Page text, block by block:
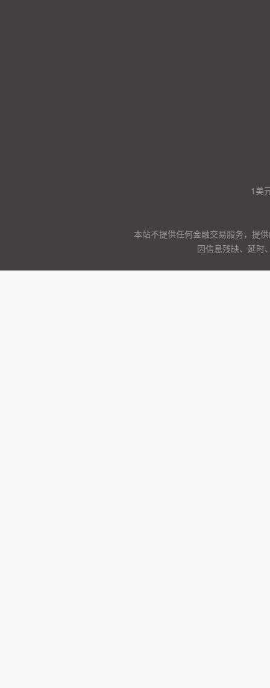
1美
本站不提供任何金融交易服务，提
因信息残缺、延时